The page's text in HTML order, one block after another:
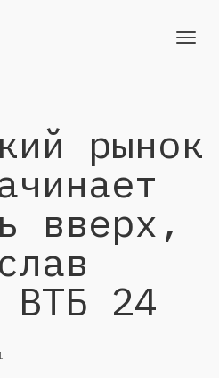
рынок
вверх,
ВТБ 24